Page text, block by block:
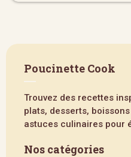
Poucinette Cook
Trouvez des recettes
plats, desserts,
astuces culinaires pour
Nos catégories